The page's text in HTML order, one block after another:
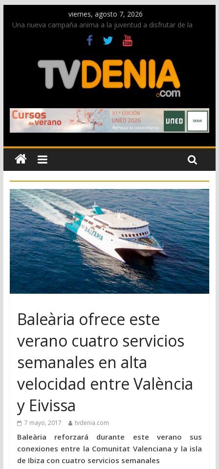
viernes, agosto 7, 2026
Una nueva campaña anima a la juventud a disfrutar de la
Paco Adsuar dona al Arxiu de Dénia más de 50.000 imágenes
de la memoria visual de la ciudad
La Entraeta Festera llena de ambiente la calle Marqués de
Campo con la recepción a la Capitanía Cristiana
El XII Festival de Jazz de Dénia reunirá durante agosto a
figuras nacionales e internacionales en los Jardins de
Torrecremada
Los Moros y Cristianos 2026 reciben las llaves de la ciudad y
dan inicio a las fiestas en Dénia
Baleària ofrece este
verano cuatro servicios
semanales en alta
velocidad entre València
y Eivissa
7 mayo, 2017 tvdenia.com
Baleària reforzará durante este verano sus
conexiones entre la Comunitat Valenciana y la isla
de Ibiza con cuatro servicios semanales